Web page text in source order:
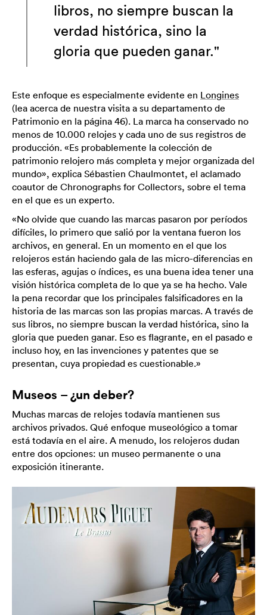
libros, no siempre buscan la
verdad histórica, sino la
gloria que pueden ganar."
Este enfoque es especialmente evidente en Longines
(lea acerca de nuestra visita a su departamento de
Patrimonio en la página 46). La marca ha conservado no
menos de 10.000 relojes y cada uno de sus registros de
producción. «Es probablemente la colección de
patrimonio relojero más completa y mejor organizada del
mundo», explica Sébastien Chaulmontet, el aclamado
coautor de Chronographs for Collectors, sobre el tema
en el que es un experto.
«No olvide que cuando las marcas pasaron por períodos
difíciles, lo primero que salió por la ventana fueron los
archivos, en general. En un momento en el que los
relojeros están haciendo gala de las micro-diferencias en
las esferas, agujas o índices, es una buena idea tener una
visión histórica completa de lo que ya se ha hecho. Vale
la pena recordar que los principales falsificadores en la
historia de las marcas son las propias marcas. A través de
sus libros, no siempre buscan la verdad histórica, sino la
gloria que pueden ganar. Eso es flagrante, en el pasado e
incluso hoy, en las invenciones y patentes que se
presentan, cuya propiedad es cuestionable.»
Museos – ¿un deber?
Muchas marcas de relojes todavía mantienen sus
archivos privados. Qué enfoque museológico a tomar
está todavía en el aire. A menudo, los relojeros dudan
entre dos opciones: un museo permanente o una
exposición itinerante.